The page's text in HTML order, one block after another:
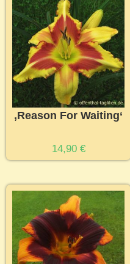
‚Reason For Waiting‘
14,90 €